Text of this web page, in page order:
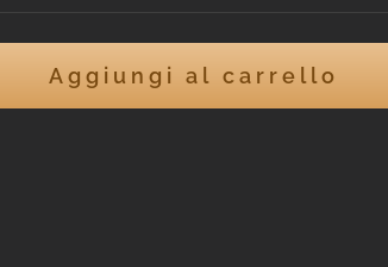
Aggiungi al carrello